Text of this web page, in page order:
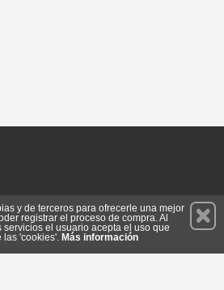
Suscríbete
y de terceros para ofrecerle una mejor
registrar el proceso de compra. Al
el usuario acepta el uso que
las 'cookies'. Más información